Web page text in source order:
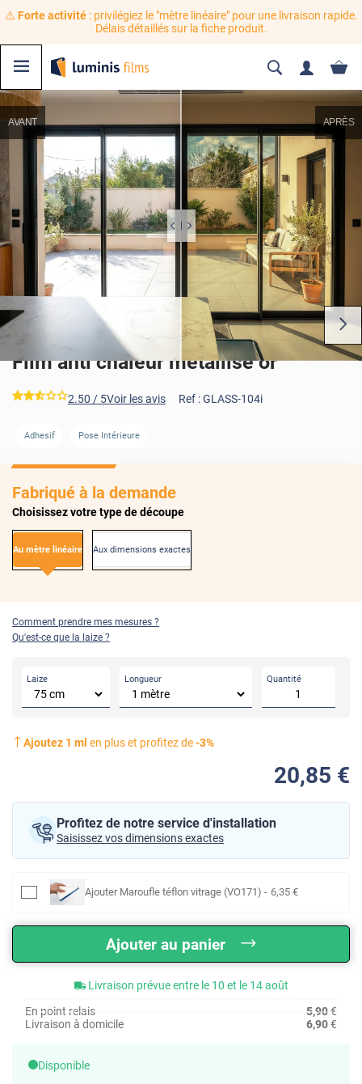
⚠️ Forte activité: privilégiez le "mètre linéaire" pour une livraison rapide.
Délais détaillés sur la fiche produit.
AVANT APRÈS
Film anti chaleur métallisé or
***** 2.50 / 5Voir les avis Ref :GLASS-104i
Adhesif Pose Intérieure
Fabriqué à la demande
Choisissez votre type de découpe
Au mètre linéaire Aux dimensions exactes
Comment prendre mes mesures ?
Qu'est-ce que la laize ?
Laize Longueur Quantité
Ajoutez 1 ml en plus et profitez de-3%
20,85 €
Profitez de notre service d'installation
Saisissez vos dimensions exactes
Ajouter Maroufle téflon vitrage (VO171) - 6,35 €
Ajouter au panier
Livraison prévue entre le 10 et le 14 août
En point relais
5,90€
Livraison à domicile
6,90€
Disponible